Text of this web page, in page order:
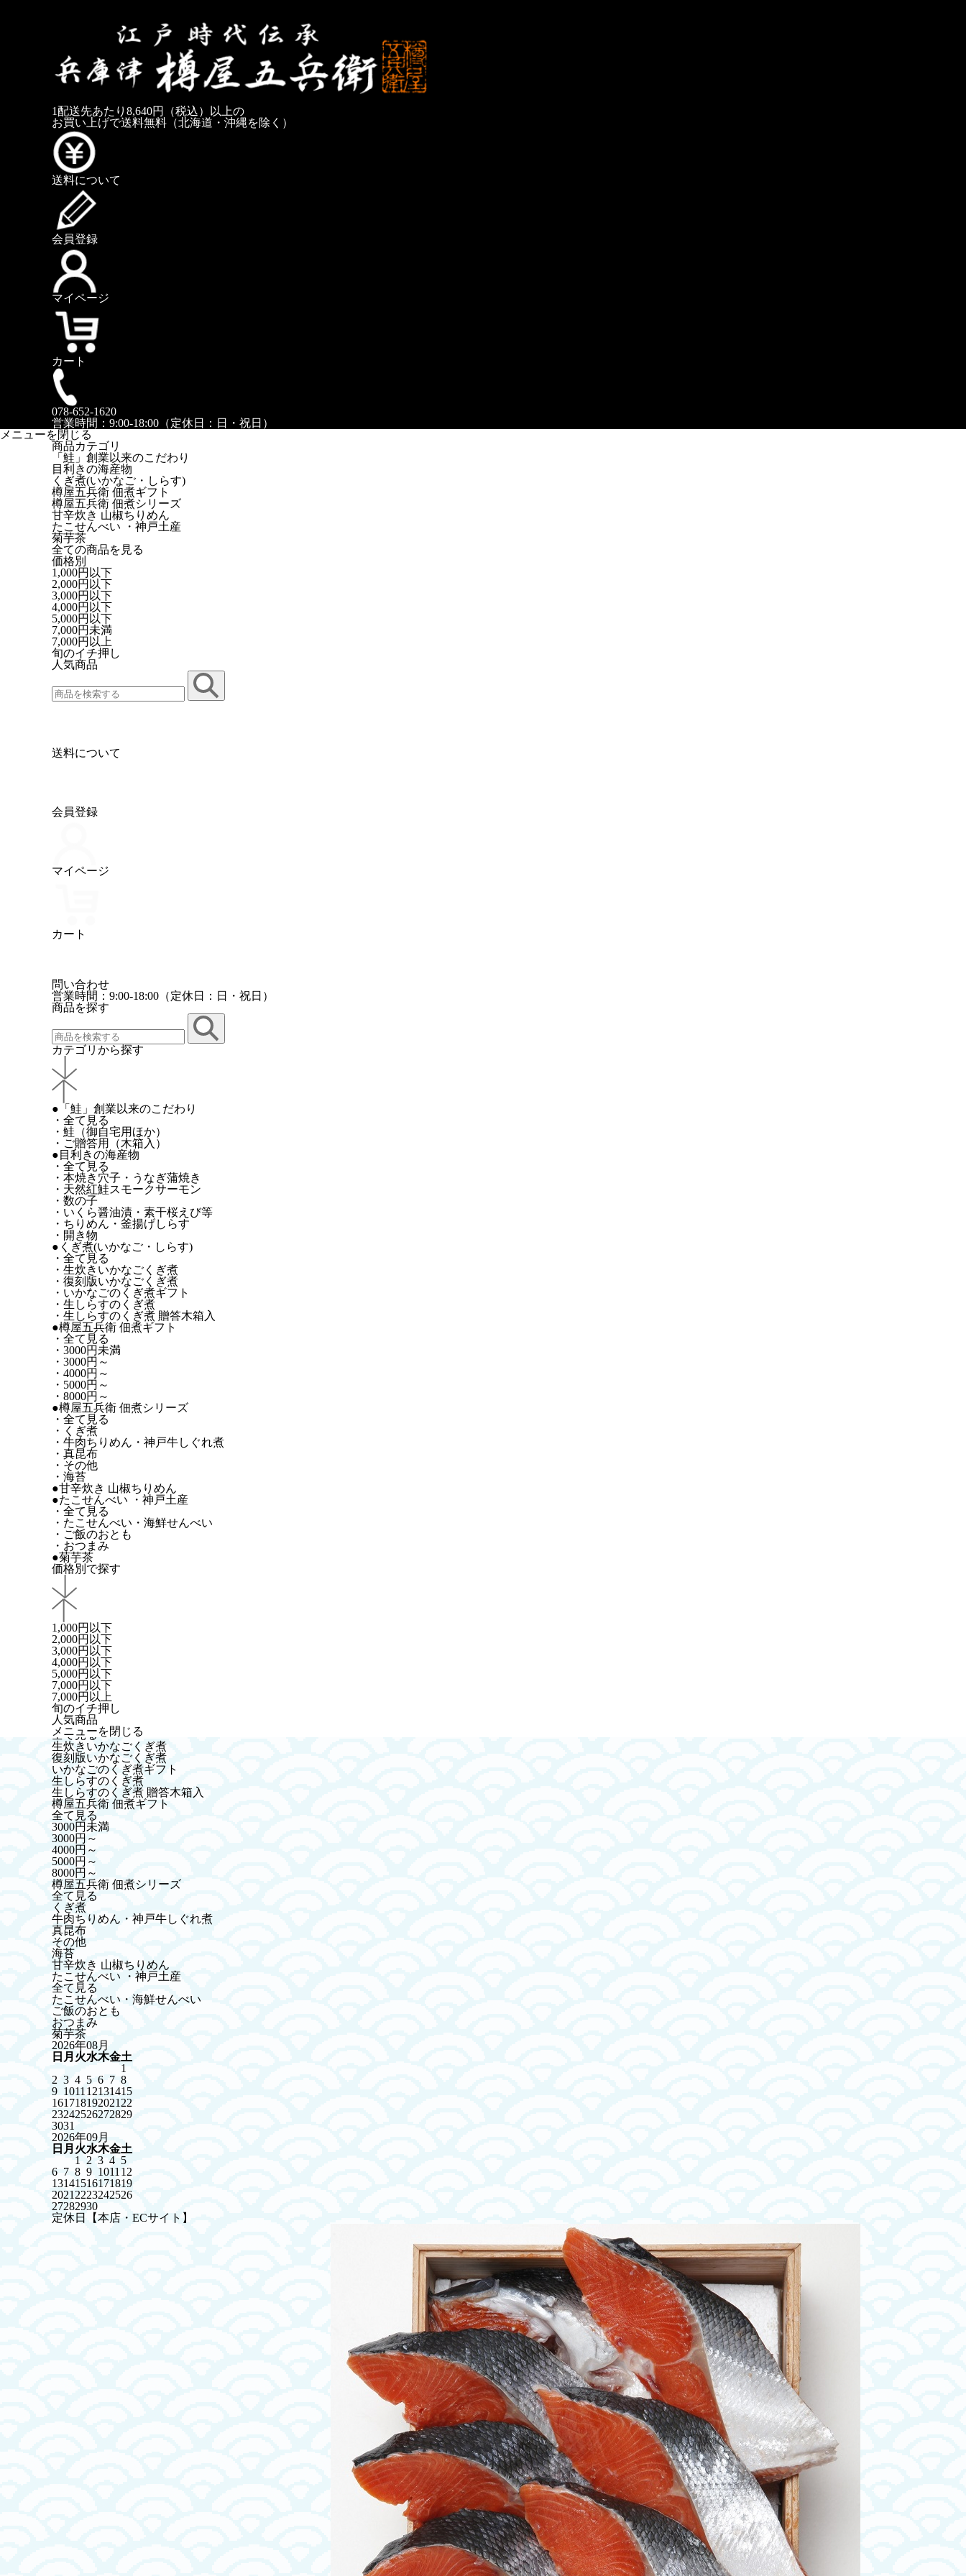
1配送先あたり8,640円（税込）以上の
お買い上げで送料無料 （北海道・沖縄を除く）
送料について
会員登録
マイページ
カート
078-652-1620
営業時間：9:00-18:00（定休日：日・祝日）
メニューを閉じる
商品カテゴリ
「鮭」創業以来のこだわり
目利きの海産物
くぎ煮(いかなご・しらす)
樽屋五兵衛 佃煮ギフト
樽屋五兵衛 佃煮シリーズ
甘辛炊き 山椒ちりめん
たこせんべい ・神戸土産
菊芋茶
全ての商品を見る
価格別
1,000円以下
2,000円以下
3,000円以下
4,000円以下
5,000円以下
7,000円未満
7,000円以上
旬のイチ押し
人気商品
送料について
会員登録
マイページ
カート
問い合わせ
営業時間：9:00-18:00（定休日：日・祝日）
商品を探す
カテゴリから探す
●「鮭」創業以来のこだわり
・全て見る
・鮭（御自宅用ほか）
・ご贈答用（木箱入）
●目利きの海産物
・全て見る
・本焼き穴子・うなぎ蒲焼き
・天然紅鮭スモークサーモン
・数の子
・いくら醤油漬・素干桜えび等
・ちりめん・釜揚げしらす
・開き物
●くぎ煮(いかなご・しらす)
・全て見る
・生炊きいかなごくぎ煮
・復刻版いかなごくぎ煮
・いかなごのくぎ煮ギフト
・生しらすのくぎ煮
・生しらすのくぎ煮 贈答木箱入
●樽屋五兵衛 佃煮ギフト
・全て見る
・3000円未満
・3000円～
・4000円～
・5000円～
・8000円～
●樽屋五兵衛 佃煮シリーズ
・全て見る
・くぎ煮
・牛肉ちりめん・神戸牛しぐれ煮
・真昆布
・その他
・海苔
●甘辛炊き 山椒ちりめん
●たこせんべい ・神戸土産
・全て見る
・たこせんべい・海鮮せんべい
・ご飯のおとも
・おつまみ
●菊芋茶
価格別で探す
1,000円以下
2,000円以下
3,000円以下
4,000円以下
5,000円以下
7,000円以下
7,000円以上
旬のイチ押し
人気商品
メニューを閉じる
HOME 「鮭」創業以来のこだわり
カテゴリから探す
「鮭」創業以来のこだわり
全て見る
鮭（御自宅用ほか）
ご贈答用（木箱入）
目利きの海産物
全て見る
本焼き穴子・うなぎ蒲焼き
天然紅鮭スモークサーモン
数の子
いくら醤油漬・素干桜えび等
ちりめん・釜揚げしらす
開き物
くぎ煮(いかなご・しらす)
全て見る
生炊きいかなごくぎ煮
復刻版いかなごくぎ煮
いかなごのくぎ煮ギフト
生しらすのくぎ煮
生しらすのくぎ煮 贈答木箱入
樽屋五兵衛 佃煮ギフト
全て見る
3000円未満
3000円～
4000円～
5000円～
8000円～
樽屋五兵衛 佃煮シリーズ
全て見る
くぎ煮
牛肉ちりめん・神戸牛しぐれ煮
真昆布
その他
海苔
甘辛炊き 山椒ちりめん
たこせんべい ・神戸土産
全て見る
たこせんべい・海鮮せんべい
ご飯のおとも
おつまみ
菊芋茶
2026年08月
日 月 火水木金土
1
2 3 4 5 6 7 8
9 1011 12131415
161718192021 22
23242526272829
3031
2026年09月
日 月 火水木金土
1
2 3 4 5
6 7 8 9 1011 12
13141516171819
2021 2223242526
27282930
定休日【本店・ECサイト】